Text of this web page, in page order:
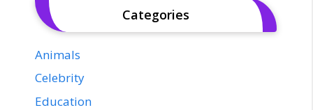
Categories
Animals
Celebrity
Education